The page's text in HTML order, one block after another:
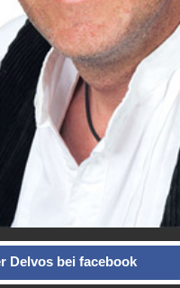
Delvos bei facebook